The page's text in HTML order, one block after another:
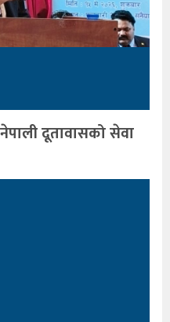
दूतावासको सेवा